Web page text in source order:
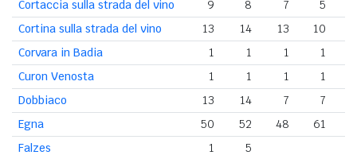
Cortaccia sulla strada del vino
9 8 7 5
Cortina sulla strada del vino
13 14 13
10
Corvara in Badia
1 1 1 1
Curon Venosta
1 1 1
1
Dobbiaco
13 14 7
7
Egna
50 52 48 61
Falzes
1
5